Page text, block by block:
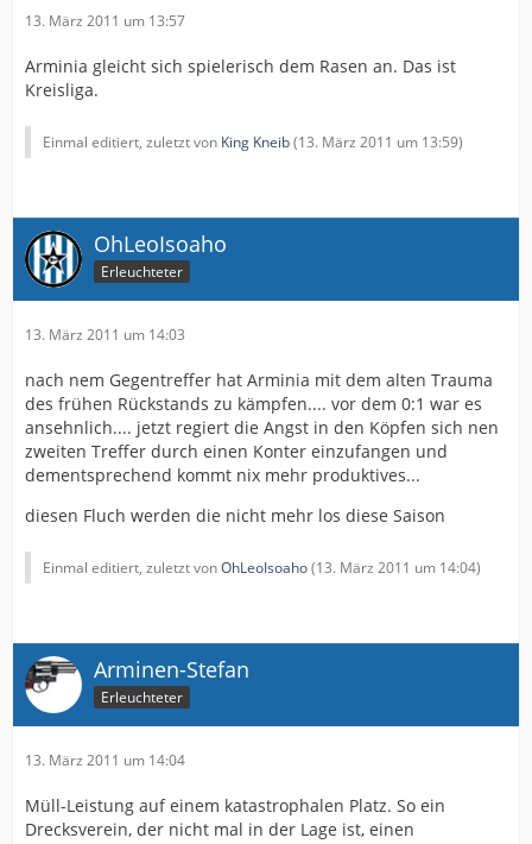
13. März 2011 um 13:57
Arminia gleicht sich spielerisch dem Rasen an. Das ist
Kreisliga.
Einmal editiert, zuletzt von King Kneib(13. März 2011 um 13:59)
OhLeoIsoaho
Erleuchteter
13. März 2011 um 14:03
nach nem Gegentreffer hat Arminia mit dem alten Trauma
des frühen Rückstands zu kämpfen.... vor dem 0:1 war es
ansehnlich.... jetzt regiert die Angst in den Köpfen sich nen
zweiten Treffer durch einen Konter einzufangen und
dementsprechend kommt nix mehr produktives...
diesen Fluch werden die nicht mehr los diese Saison
Einmal editiert, zuletzt vonOhLeoIsoaho(13. März 2011 um 14:04)
Arminen-Stefan
Erleuchteter
13. März 2011 um 14:04
Müll-Leistung auf einem katastrophalen Platz. So ein
Drecksverein, der nicht mal in der Lage ist, einen